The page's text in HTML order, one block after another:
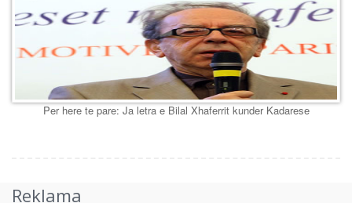
Per here te pare: Ja letra e Bilal Xhaferrit kunder Kadarese
Reklama